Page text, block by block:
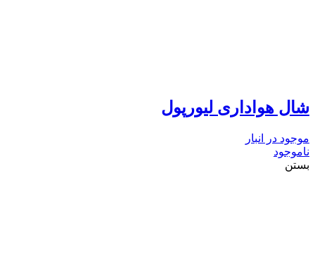
شال هواداری لیورپول
موجود در انبار
ناموجود
بستن